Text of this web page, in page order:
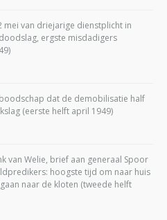
mei van driejarige dienstplicht in
ergste misdadigers
dat de demobilisatie half
(eerste helft april 1949)
van Welie, brief aan generaal Spoor
hoogste tijd om naar huis
naar de kloten (tweede helft